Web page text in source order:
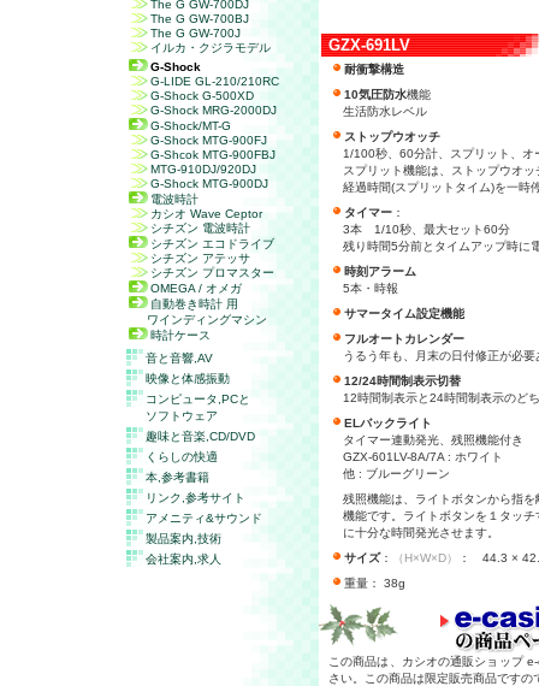
The G GW-700DJ
The G GW-700BJ
The G GW-700J
イルカ・クジラモデル
G-Shock
G-LIDE GL-210/210RC
G-Shock G-500XD
G-Shock MRG-2000DJ
G-Shock/MT-G
G-Shock MTG-900FJ
G-Shcok MTG-900FBJ
MTG-910DJ/920DJ
G-Shock MTG-900DJ
電波時計
カシオ Wave Ceptor
シチズン 電波時計
シチズン エコドライブ
シチズン アテッサ
シチズン プロマスター
OMEGA / オメガ
自動巻き時計 用
ワインディングマシン
時計ケース
音と音響, AV
映像と体感振動
コンピュータ, PCと
ソフトウェア
趣味と音楽, CD/DVD
くらしの快適
本,参考書籍
リンク,参考サイト
アメニティ&サウンド
製品案内,技術
会社案内,求人
GZX-691LV
耐衝撃構造
10気圧防水機能
生活防水レベル
ストップウオッチ
1/100秒、60分計、スプリット、オ
スプリット機能は、ストップウオッ
経過時間(スプリットタイム)を一時
タイマー ：
3本 1/10秒、最大セット60分
残り時間5分前とタイムアップ時
時刻アラーム
5本・時報
サマータイム設定機能
フルオートカレンダー
うるう年も、月末の日付修正が必要
12/24時間制表示切替
12時間制表示と24時間制表示のど
ELバックライト
タイマー連動発光、残照機能付き
GZX-601LV-8A/7A : ホワイト
他 : ブルーグリーン
残照機能は、ライトボタンから指を
機能です。ライトボタンを１タッチ
に十分な時間発光させます。
サイズ： （H×W×D）
： 44.3 ×
重量： 38g
この商品は、カシオの通販ショップ
さい。この商品は限定販売商品です